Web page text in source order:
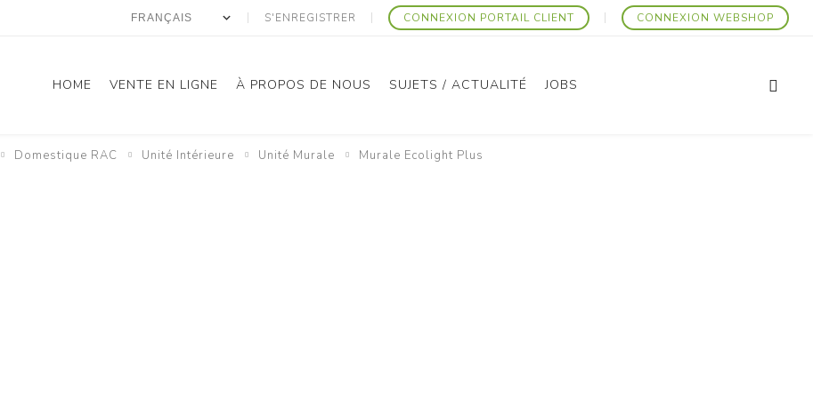
S'ENREGISTRER CONNEXION PORTAIL CLIENT CONNEXION WEBSHOP
HOME VENTE EN LIGNE
Panasonic Gree Articles Promotionnels
À PROPOS DE NOUS SUJETS / ACTUALITÉ JOBS
Domestique RAC Unité Intérieure Unité Murale Murale Ecolight Plus